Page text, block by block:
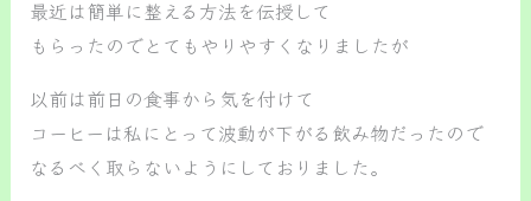
最近は簡単に整える方法を伝授して
もらったのでとてもやりやすくなりましたが
以前は前日の食事から気を付けて
コーヒーは私にとって波動が下がる飲み物だったので
なるべく取らないようにしておりました。